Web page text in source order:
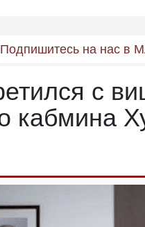
Подпишитесь на нас в
с
кабмина